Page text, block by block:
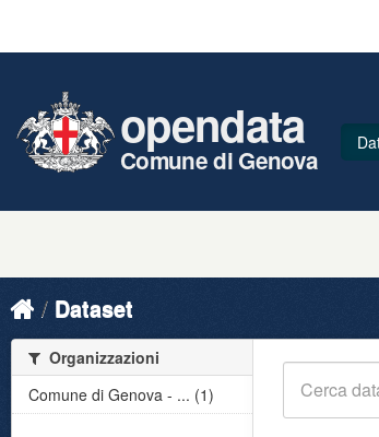
opendata
Comune di Genova
Dataset
Organizzazioni
Comune di Genova - ... (1)